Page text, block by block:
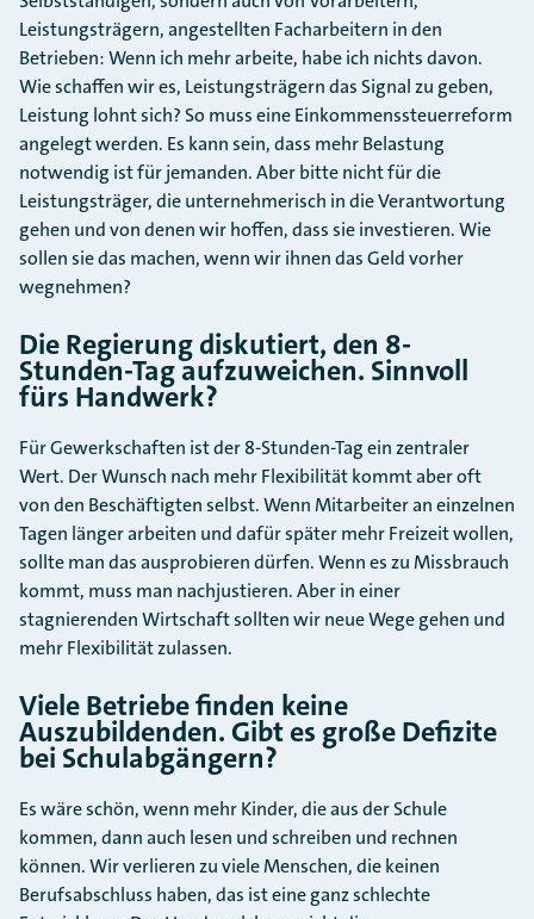
Leistungsträgern, angestellten Facharbeitern in den
Betrieben: Wenn ich mehr arbeite, habe ich nichts davon.
Wie schaffen wir es, Leistungsträgern das Signal zu geben,
Leistung lohnt sich? So muss eine Einkommenssteuerreform
angelegt werden. Es kann sein, dass mehr Belastung
notwendig ist für jemanden. Aber bitte nicht für die
Leistungsträger, die unternehmerisch in die Verantwortung
gehen und von denen wir hoffen, dass sie investieren. Wie
sollen sie das machen, wenn wir ihnen das Geld vorher
wegnehmen?
Die Regierung diskutiert, den 8-
Stunden-Tag aufzuweichen. Sinnvoll
fürs Handwerk?
Für Gewerkschaften ist der 8-Stunden-Tag ein zentraler
Wert. Der Wunsch nach mehr Flexibilität kommt aber oft
von den Beschäftigten selbst. Wenn Mitarbeiter an einzelnen
Tagen länger arbeiten und dafür später mehr Freizeit wollen,
sollte man das ausprobieren dürfen. Wenn es zu Missbrauch
kommt, muss man nachjustieren. Aber in einer
stagnierenden Wirtschaft sollten wir neue Wege gehen und
mehr Flexibilität zulassen.
Viele Betriebe finden keine
Auszubildenden. Gibt es große Defizite
bei Schulabgängern?
Es wäre schön, wenn mehr Kinder, die aus der Schule
kommen, dann auch lesen und schreiben und rechnen
können. Wir verlieren zu viele Menschen, die keinen
Berufsabschluss haben, das ist eine ganz schlechte